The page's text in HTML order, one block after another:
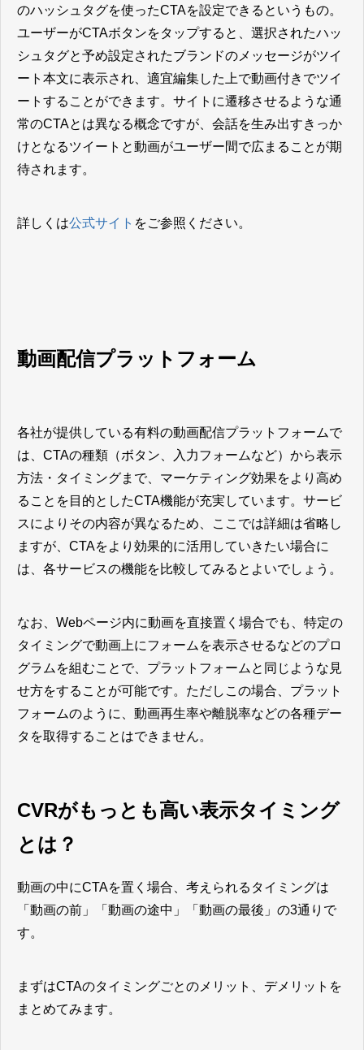
のハッシュタグを使ったCTAを設定できるというもの。
ユーザーがCTAボタンをタップすると、選択されたハッ
シュタグと予め設定されたブランドのメッセージがツイ
ート本文に表示され、適宜編集した上で動画付きでツイ
ートすることができます。サイトに遷移させるような通
常のCTAとは異なる概念ですが、会話を生み出すきっか
けとなるツイートと動画がユーザー間で広まることが期
待されます。
詳しくは公式サイト をご参照ください。
動画配信プラットフォーム
各社が提供している有料の動画配信プラットフォームで
は、CTAの種類（ボタン、入力フォームなど）から表示
方法・タイミングまで、マーケティング効果をより高め
ることを目的としたCTA機能が充実しています。サービ
スによりその内容が異なるため、ここでは詳細は省略し
ますが、CTAをより効果的に活用していきたい場合に
は、各サービスの機能を比較してみるとよいでしょう。
なお、Webページ内に動画を直接置く場合でも、特定の
タイミングで動画上にフォームを表示させるなどのプロ
グラムを組むことで、プラットフォームと同じような見
せ方をすることが可能です。ただしこの場合、プラット
フォームのように、動画再生率や離脱率などの各種デー
タを取得することはできません。
CVRがもっとも高い表示タイミング
とは？
動画の中にCTAを置く場合、考えられるタイミングは
「動画の前」「動画の途中」「動画の最後」の3通りで
す。
まずはCTAのタイミングごとのメリット、デメリットを
まとめてみます。